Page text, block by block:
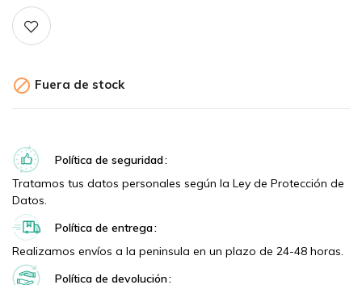
 Fuera de stock
Política de seguridad
Tratamos tus datos personales según la Ley de Protección de
Datos.
Política de entrega
Realizamos envíos a la peninsula en un plazo de 24-48 horas.
Política de devolución